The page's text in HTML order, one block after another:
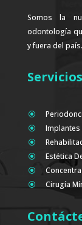
Somos la
odontología
y fuera del país.
Servicios
\
\ Implantes
\
\ Estética
\
\ Cirugía